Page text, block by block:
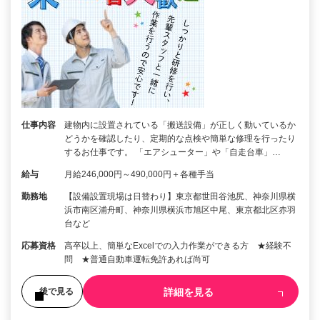
仕事内容
建物内に設置されている「搬送設備」が正しく動いているか
どうかを確認したり、定期的な点検や簡単な修理を行ったり
するお仕事です。 「エアシューター」や「自走台車」…
給与 月給246,000円～490,000円＋各種手当
勤務地
【設備設置現場は日替わり】東京都世田谷池尻、神奈川県横
浜市南区浦舟町、神奈川県横浜市旭区中尾、東京都北区赤羽
台など
応募資格
高卒以上、簡単なExcelでの入力作業ができる方 ★経験不
問 ★普通自動車運転免許あれば尚可
後で見る 詳細を見る